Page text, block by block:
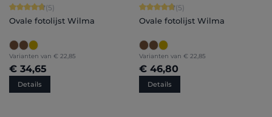
Gemiddelde waardering van 4.8 van 5 sterren
(5)
Ovale fotolijst Wilma
Varianten van € 22,85
€ 34,65
Details
Gemiddelde waardering van 4.8 van
(5)
Ovale fotolijst Wilma
Varianten van € 22,85
€ 46,80
Details